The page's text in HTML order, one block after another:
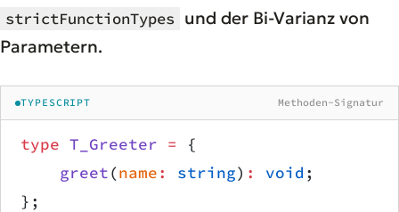
strictFunctionTypes und der Bi-Varianz von
Parametern.
TYPESCRIPT Methoden-Signatur
type T_Greeter = {
    greet
(name: string) : void ;
};